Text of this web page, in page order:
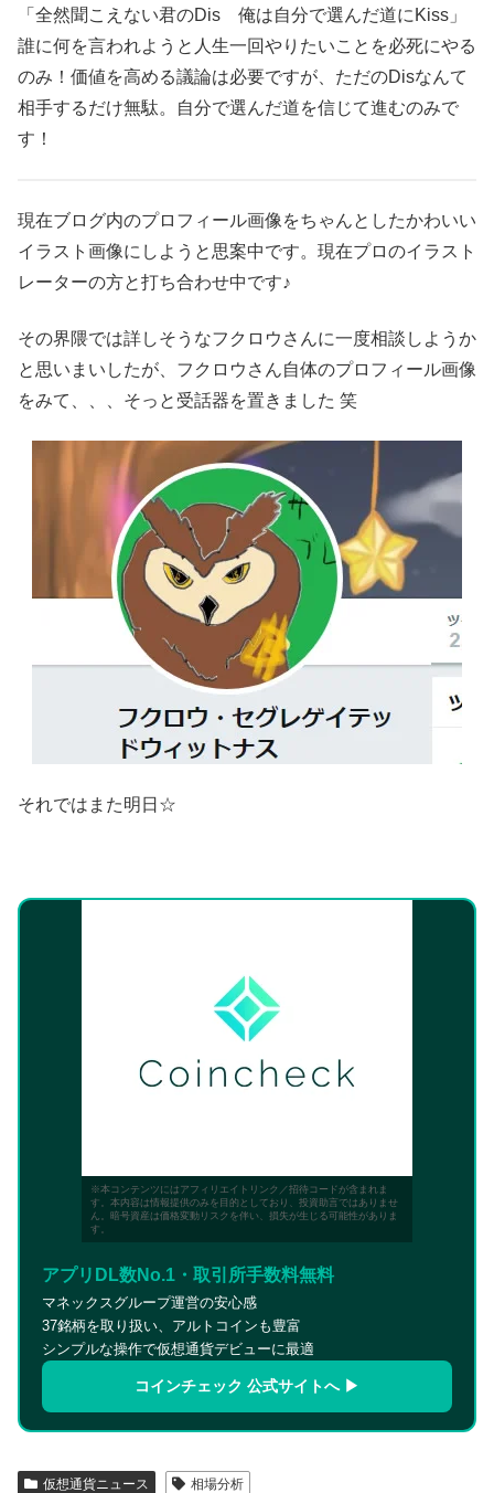
「全然聞こえない君のDis 俺は自分で選んだ道にKiss」
誰に何を言われようと人生一回やりたいことを必死にやる
のみ！価値を高める議論は必要ですが、ただのDisなんて
相手するだけ無駄。自分で選んだ道を信じて進むのみで
す！
現在ブログ内のプロフィール画像をちゃんとしたかわいい
イラスト画像にしようと思案中です。現在プロのイラスト
レーターの方と打ち合わせ中です♪
その界隈では詳しそうなフクロウさんに一度相談しようか
と思いまいしたが、フクロウさん自体のプロフィール画像
をみて、、、そっと受話器を置きました 笑
それではまた明日☆
※本コンテンツにはアフィリエイトリンク／招待コードが含まれま
す。本内容は情報提供のみを目的としており、投資助言ではありませ
ん。暗号資産は価格変動リスクを伴い、損失が生じる可能性がありま
す。
アプリDL数No.1・取引所手数料無料
マネックスグループ運営の安心感
37銘柄を取り扱い、アルトコインも豊富
シンプルな操作で仮想通貨デビューに最適
コインチェック 公式サイトへ ▶
仮想通貨ニュース 相場分析